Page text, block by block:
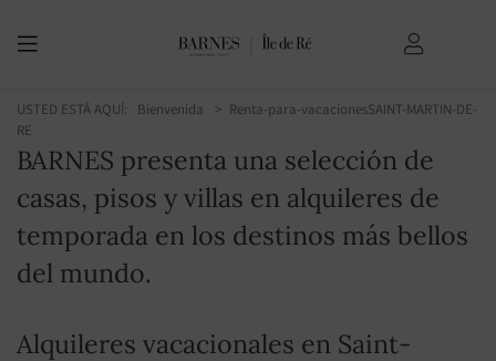
USTED ESTÁ AQUÍ: Bienvenida Renta-para-vacacionesSAINT-MARTIN-DE-
RE
BARNES presenta una selección de
casas, pisos y villas en alquileres de
temporada en los destinos más bellos
del mundo.
Alquileres vacacionales en Saint-